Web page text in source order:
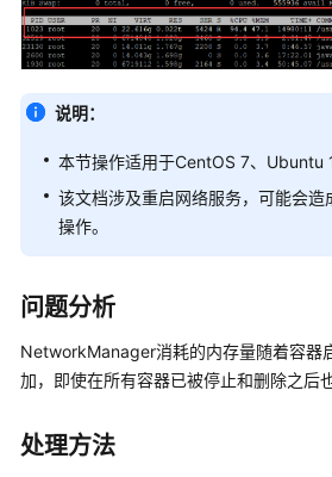
品
介
绍
计
明
快
入
用
指
说明：
本节操作适用于CentOS 7、Ubuntu
该文档涉及重启网络服务，可能会造
操作。
问题分析
NetworkManager消耗的内存量随着容器
加，即使在所有容器已被停止和删除之后
处理方法